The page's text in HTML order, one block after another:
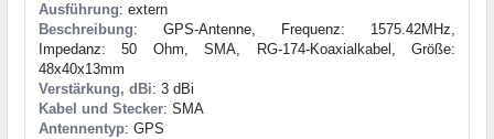
Ausführung: extern
Beschreibung: GPS-Antenne, Frequenz: 1575.42MHz,
Impedanz: 50 Ohm, SMA, RG-174-Koaxialkabel, Größe:
48x40x13mm
Verstärkung, dBi: 3 dBi
Kabel und Stecker: SMA
Antennentyp: GPS